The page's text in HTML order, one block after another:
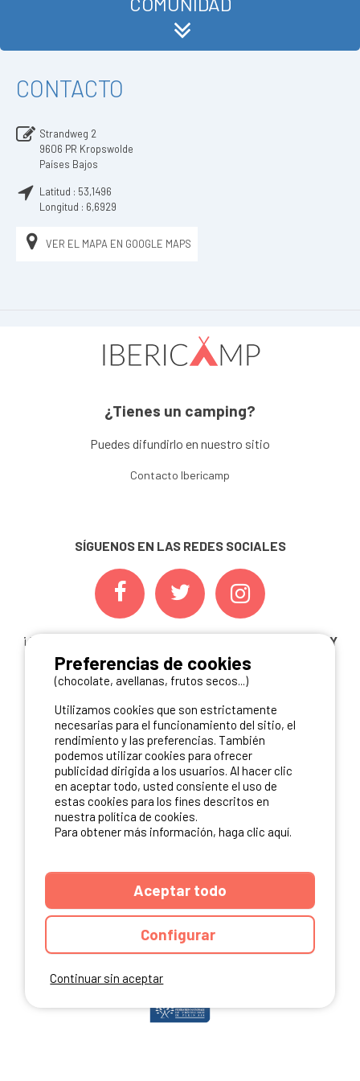
CONTACTO
Strandweg 2
9606 PR Kropswolde
Países Bajos
Latitud : 53,1496
Longitud : 6,6929
VER EL MAPA EN GOOGLE MAPS
¿Tienes un camping?
Puedes difundirlo en nuestro sitio
Contacto Ibericamp
SÍGUENOS EN LAS REDES SOCIALES
¡ Y NO TE PIERDAS NUESTRAS
OFERTAS, CONCURSOS Y
NOVEDADESINSCRIBIÉNDOTE A NUESTRA
NEWSLETTER!
ME INSCRIBO
NUESTROS PARTNERS
Continuar sin aceptar
Preferencias de cookies
(chocolate, avellanas, frutos secos...)
Utilizamos cookies que son estrictamente
necesarias para el funcionamiento del sitio, el
rendimiento y las preferencias. También
podemos utilizar cookies para ofrecer
publicidad dirigida a los usuarios. Al hacer clic
en aceptar todo, usted consiente el uso de
estas cookies para los fines descritos en
nuestra política de cookies.
Para obtener más información, haga clic aquí.
Aceptar todo
Configurar